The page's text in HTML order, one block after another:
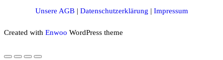
Unsere AGB| Datenschutzerklärung | Impressum
Created with Enwoo WordPress theme